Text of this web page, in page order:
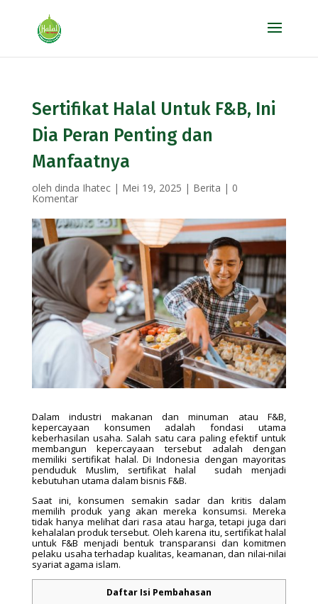
Sertifikat Halal Untuk F&B, Ini
Dia Peran Penting dan
Manfaatnya
oleh dinda Ihatec| Mei 19, 2025 | Berita | 0
Komentar
Dalam industri makanan dan minuman atau F&B,
kepercayaan konsumen adalah fondasi utama
keberhasilan usaha. Salah satu cara paling efektif untuk
membangun kepercayaan tersebut adalah dengan
memiliki sertifikat halal. Di Indonesia dengan mayoritas
penduduk Muslim, sertifikat halal sudah menjadi
kebutuhan utama dalam bisnis F&B.
Saat ini, konsumen semakin sadar dan kritis dalam
memilih produk yang akan mereka konsumsi. Mereka
tidak hanya melihat dari rasa atau harga, tetapi juga dari
kehalalan produk tersebut. Oleh karena itu, sertifikat halal
untuk F&B menjadi bentuk transparansi dan komitmen
pelaku usaha terhadap kualitas, keamanan, dan nilai-nilai
syariat agama islam.
Daftar Isi Pembahasan